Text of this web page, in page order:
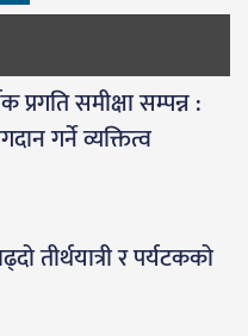
प्रगति समीक्षा सम्पन्न :
गर्ने व्यक्तित्व
तीर्थयात्री र पर्यटकको